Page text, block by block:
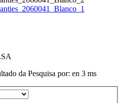
da Pesquisa por: en 3 ms